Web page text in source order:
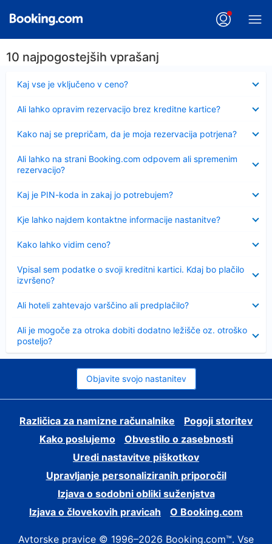
10 najpogostejših vprašanj
Kaj vse je vključeno v ceno?
Ali lahko opravim rezervacijo brez kreditne kartice?
Kako naj se prepričam, da je moja rezervacija potrjena?
Ali lahko na strani Booking.com odpovem ali spremenim
rezervacijo?
Kaj je PIN-koda in zakaj jo potrebujem?
Kje lahko najdem kontaktne informacije nastanitve?
Kako lahko vidim ceno?
Vpisal sem podatke o svoji kreditni kartici. Kdaj bo plačilo
izvršeno?
Ali hoteli zahtevajo varščino ali predplačilo?
Ali je mogoče za otroka dobiti dodatno ležišče oz. otroško
posteljo?
Objavite svojo nastanitev
Različica za namizne računalnike
Pogoji storitev
Kako poslujemo
Obvestilo o zasebnosti
Uredi nastavitve piškotkov
Upravljanje personaliziranih priporočil
Izjava o sodobni obliki suženjstva
Izjava o človekovih pravicah
O Booking.com
Avtorske pravice © 1996–2026 Booking.com™. Vse